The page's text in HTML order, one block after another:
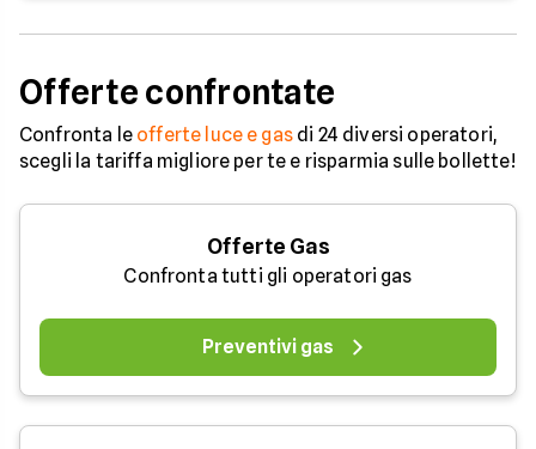
Offerte confrontate
Confronta le offerte luce e gasdi 24 diversi operatori,
scegli la tariffa migliore per te e risparmia sulle bollette!
Offerte Gas
Confronta tutti gli operatori gas
Preventivi gas